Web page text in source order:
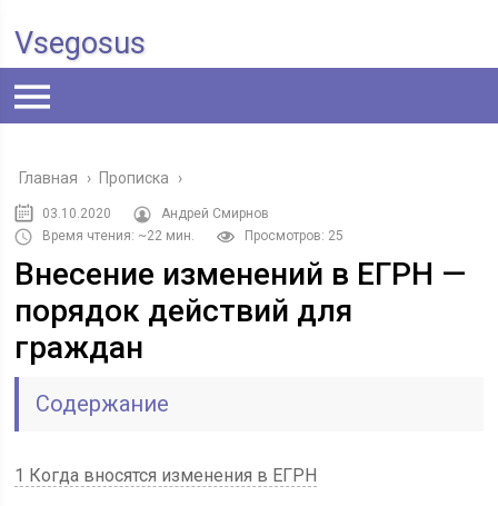
Vsegosus
Главная › Прописка ›
03.10.2020
Андрей Смирнов
Время чтения: ~22 мин.
Просмотров: 25
Внесение изменений в ЕГРН —
порядок действий для
граждан
Содержание
1 Когда вносятся изменения в ЕГРН